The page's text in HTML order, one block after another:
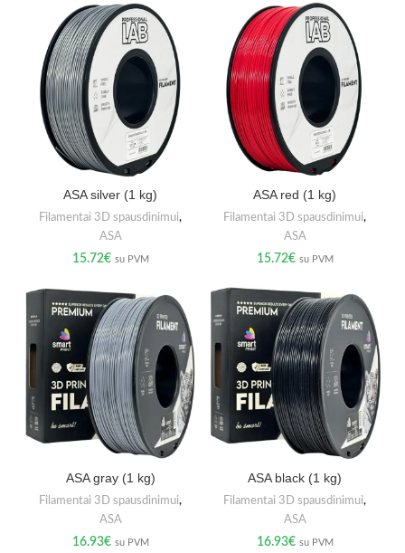
ASA silver (1 kg)
Filamentai 3D spausdinimui,
ASA
15.72€ su PVM
ASA red (1 kg)
Filamentai 3D spausdinimui,
ASA
15.72€ su PVM
ASA gray (1 kg)
Filamentai 3D spausdinimui,
ASA
16.93€ su PVM
ASA black (1 kg)
Filamentai 3D spausdinimui,
ASA
16.93€ su PVM